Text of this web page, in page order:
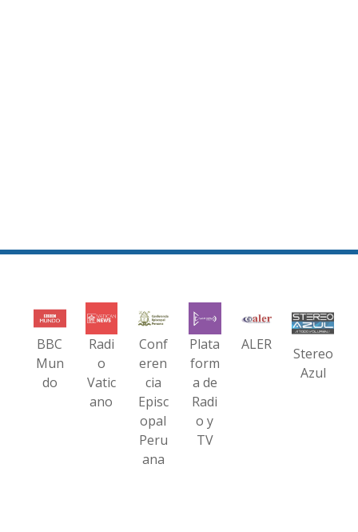
BBC
Mun
do
Radi
o
Vatic
ano
Conf
eren
cia
Episc
opal
Peru
ana
Plata
form
a de
Radi
o y
TV
ALER
Stereo
Azul